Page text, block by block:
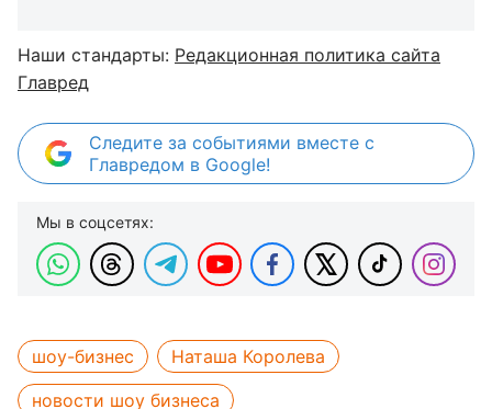
Наши стандарты: Редакционная политика сайта
Главред
Следите за событиями вместе с
Главредом в Google!
Мы в соцсетях:
шоу-бизнес
Наташа Королева
новости шоу бизнеса